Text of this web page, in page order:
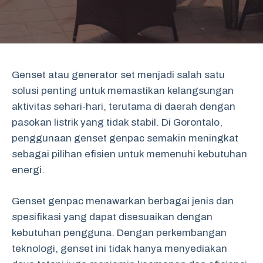
Genset atau generator set menjadi salah satu
solusi penting untuk memastikan kelangsungan
aktivitas sehari-hari, terutama di daerah dengan
pasokan listrik yang tidak stabil. Di Gorontalo,
penggunaan genset genpac semakin meningkat
sebagai pilihan efisien untuk memenuhi kebutuhan
energi.
Genset genpac menawarkan berbagai jenis dan
spesifikasi yang dapat disesuaikan dengan
kebutuhan pengguna. Dengan perkembangan
teknologi, genset ini tidak hanya menyediakan